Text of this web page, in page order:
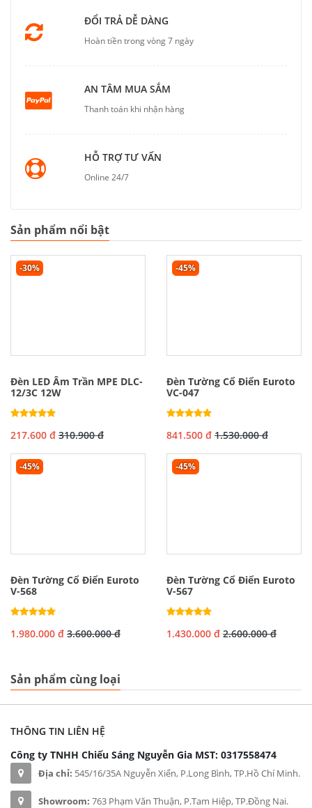
ĐỔI TRẢ DỄ DÀNG
Hoàn tiền trong vòng 7 ngày
AN TÂM MUA SẮM
Thanh toán khi nhận hàng
HỖ TRỢ TƯ VẤN
Online 24/7
Sản phẩm nổi bật
-30%
Đèn LED Âm Trần MPE DLC-
12/3C 12W
217.600 đ 310.900 đ
-45%
Đèn Tường Cổ Điển Euroto
VC-047
841.500 đ 1.530.000 đ
-45%
Đèn Tường Cổ Điển Euroto
V-568
1.980.000 đ 3.600.000 đ
-45%
Đèn Tường Cổ Điển Euroto
V-567
1.430.000 đ 2.600.000 đ
Sản phẩm cùng loại
THÔNG TIN LIÊN HỆ
Công ty TNHH Chiếu Sáng Nguyễn Gia MST: 0317558474
Địa chỉ: 545/16/35A Nguyễn Xiển, P.Long Bình, TP.Hồ Chí Minh.
Showroom: 763 Phạm Văn Thuận, P.Tam Hiệp, TP.Đồng Nai.